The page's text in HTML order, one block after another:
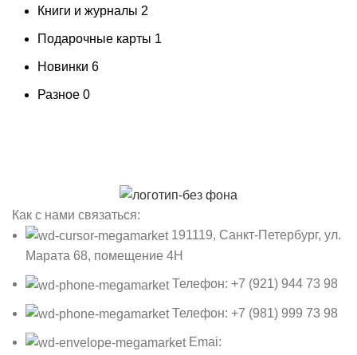
Книги и журналы 2
Подарочные карты 1
Новинки 6
Разное 0
Как с нами связаться:
191119, Санкт-Петербург, ул.
Марата 68, помещение 4Н
Телефон: +7 (921) 944 73 98
Телефон: +7 (981) 999 73 98
Emai: